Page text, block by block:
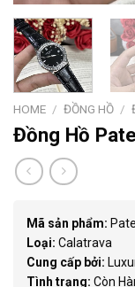
HOME / ĐỒNG HỒ /
Đồng Hồ
Mã sản phẩm:
Loại: Calatrava
Cung cấp bởi:
Tình trạng: Còn